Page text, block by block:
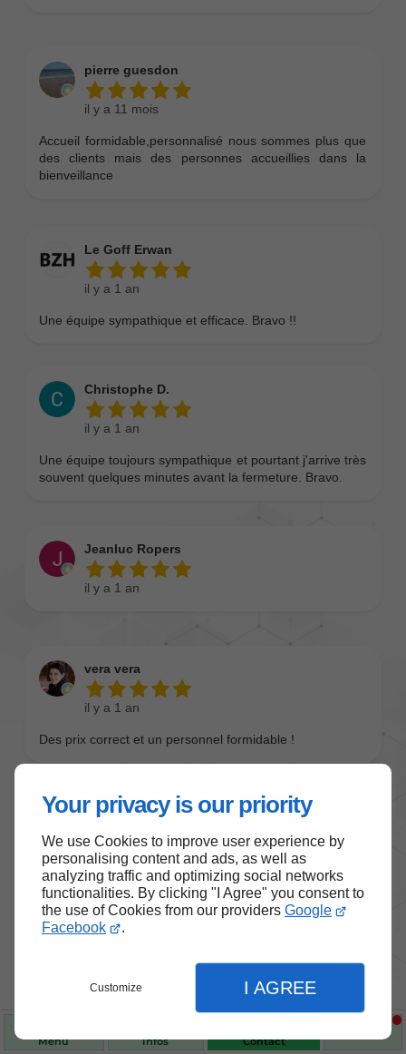
Your privacy is our priority
We use Cookies to improve user experience by
personalising content and ads, as well as
analyzing traffic and optimizing social networks
functionalities. By clicking "I Agree" you consent to
the use of Cookies from our providers Google
Facebook
.
Customize I AGREE
Menu Infos Contact
Nos produits de santé et de